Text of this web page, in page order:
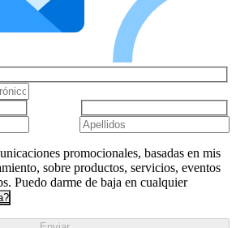
promocionales, basadas en mis
sobre productos, servicios, eventos
Puedo darme de baja en cualquier